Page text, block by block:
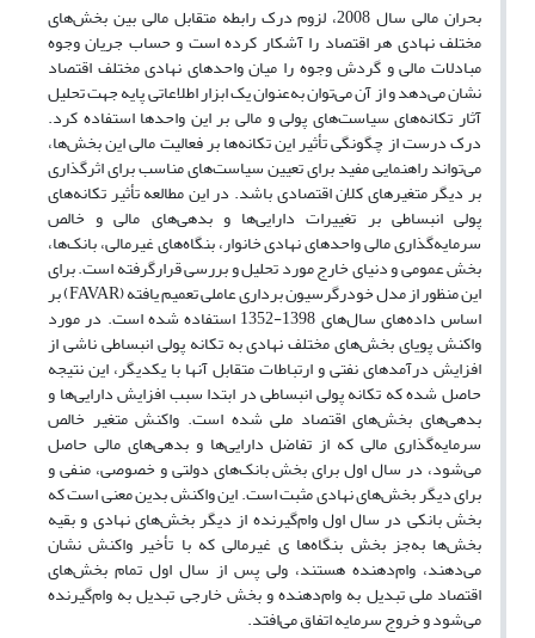
بحران مالی سال 2008، لزوم درک رابطه متقابل مالی بین بخش‌های
مختلف نهادی هر اقتصاد را آشکار کرده است و حساب جریان وجوه
مبادلات مالی و گردش وجوه را میان واحدهای نهادی مختلف اقتصاد
نشان می‌دهد و از آن می‌توان به‌عنوان یک ابزار اطلاعاتی پایه جهت تحلیل
آثار تکانه‌های سیاست‌های پولی و مالی بر این واحدها استفاده کرد.
درک درست از چگونگی تأثیر این تکانه‌ها بر فعالیت مالی این بخش‌ها،
می‌تواند راهنمایی مفید برای تعیین سیاست‌های مناسب برای اثرگذاری
بر دیگر متغیرهای کلان اقتصادی باشد. در این مطالعه تأثیر تکانه‌های
پولی انبساطی بر تغییرات دارایی‌ها و بدهی‌های مالی و خالص
سرمایه‌گذاری مالی واحدهای نهادی خانوار، بنگاه‌های غیرمالی، بانک‌ها،
بخش عمومی و دنیای خارج مورد تحلیل و بررسی قرارگرفته است. برای
این منظور از مدل خودرگرسیون برداری عاملی تعمیم یافته (FAVAR) بر
اساس داده‌های سال‌های 1398-1352 استفاده شده است. در مورد
واکنش پویای بخش‌های مختلف نهادی به تکانه پولی انبساطی ناشی از
افزایش درآمدهای نفتی و ارتباطات متقابل آنها با یکدیگر، این نتیجه
حاصل شده که تکانه پولی انبساطی در ابتدا سبب افزایش دارایی‌ها و
بدهی‌های بخش‌های اقتصاد ملی شده است. واکنش متغیر خالص
سرمایه‌گذاری مالی که از تفاضل دارایی‌ها و بدهی‌های مالی حاصل
می‌شود، در سال اول برای بخش بانک‌های دولتی و خصوصی، منفی و
برای دیگر بخش‌های نهادی مثبت است. این واکنش بدین معنی است که
بخش بانکی در سال اول وام‌گیرنده از دیگر بخش‌های نهادی و بقیه
بخش‌ها به‌جز بخش بنگاه‌ها ی غیرمالی که با تأخیر واکنش نشان
می‌دهند، وام‌دهنده هستند، ولی پس از سال اول تمام بخش‌های
اقتصاد ملی تبدیل به وام‌دهنده و بخش خارجی تبدیل به وام‌گیرنده
می‌شود و خروج سرمایه اتفاق می‌افتد.